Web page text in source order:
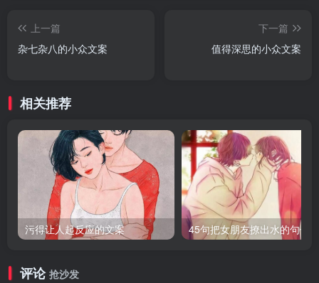
上一篇
杂七杂八的小众文案
下一篇
值得深思的小众文案
相关推荐
污得让人起反应的文案 45句把女朋友撩出水的句子
评论 抢沙发